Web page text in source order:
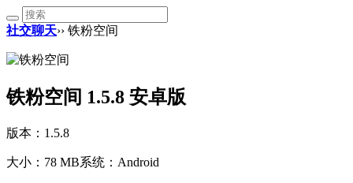
社交聊天›› 铁粉空间
铁粉空间 1.5.8 安卓版
版本：1.5.8
大小：78 MB系统：Android